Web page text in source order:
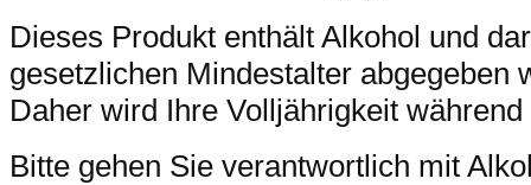
Dieses Produkt enthält Alkohol und
gesetzlichen Mindestalter abgegeben
Daher wird Ihre Volljährigkeit
Bitte gehen Sie verantwortlich mit